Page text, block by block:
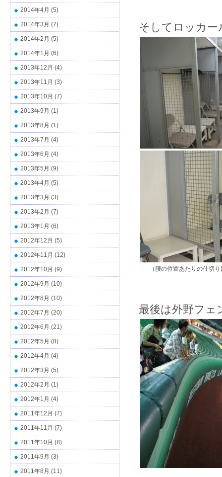
そしてロッカー
（腰の位置あたりの仕切
最後は外野フェ
2014年4月 (5)
2014年3月 (7)
2014年2月 (5)
2014年1月 (6)
2013年12月 (4)
2013年11月 (3)
2013年10月 (7)
2013年9月 (1)
2013年8月 (1)
2013年7月 (4)
2013年6月 (4)
2013年5月 (9)
2013年4月 (5)
2013年3月 (3)
2013年2月 (7)
2013年1月 (6)
2012年12月 (5)
2012年11月 (12)
2012年10月 (9)
2012年9月 (10)
2012年8月 (10)
2012年7月 (20)
2012年6月 (21)
2012年5月 (8)
2012年4月 (4)
2012年3月 (5)
2012年2月 (1)
2012年1月 (4)
2011年12月 (7)
2011年11月 (7)
2011年10月 (8)
2011年9月 (3)
2011年8月 (11)